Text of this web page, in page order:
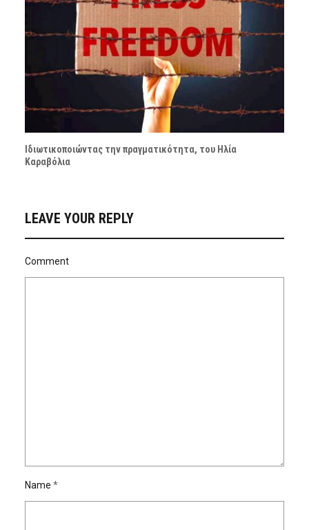
Ιδιωτικοποιώντας την πραγματικότητα, του Ηλία
Καραβόλια
LEAVE YOUR REPLY
Comment
Name *